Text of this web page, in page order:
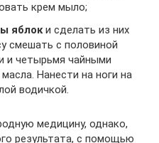
крем мыло;
яблок и сделать из них
смешать с половиной
и четырьмя чайными
Нанести на ноги на
водичкой.
медицину, однако,
результата, с помощью